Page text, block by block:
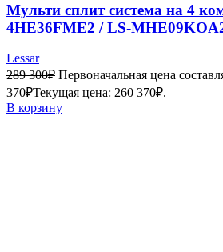
Мульти сплит система на 4
4HE36FME2 / LS-
Lessar
289 300₽ Первоначальная цена
370₽Текущая цена: 260 370₽.
В корзину